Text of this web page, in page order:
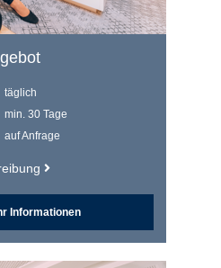
täglich
min. 30 Tage
auf Anfrage
Informationen